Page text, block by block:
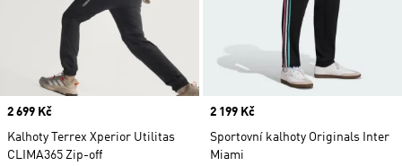
Price
2 699 Kč
Kalhoty Terrex Xperior Utilitas
CLIMA365 Zip-off
Price
2 199 Kč
Sportovní kalhoty Originals Inter
Miami